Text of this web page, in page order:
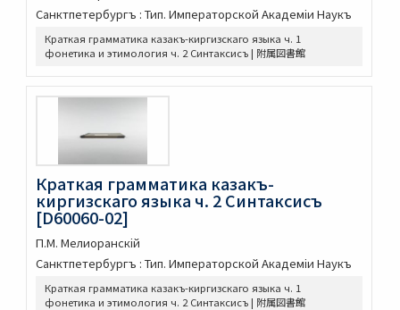
評論出像水滸伝 [E46_63]
水滸傳語譯 [E4692]
U-PARLセレクション
元氏長慶集残五巻
論語集解残四巻
纂図附音増広古注千字文三巻
医方大成論一巻
Pagoda de Dakao
Vedische und Sanskrit-Syntax
争春園全伝（アジア）
争春園全伝（総合図書館）
One hundred quatrains from the Rubáiyát of Omar
Санктпетербургъ : Тип. Императорской Академіи Hаукъ
Краткая грамматика казакъ-киргизскаго языка ч. 1
фонетика и этимология ч. 2 Синтаксисъ | 附属図書館
Краткая грамматика казакъ-
киргизскаго языка ч. 2 Синтаксисъ
[D60060-02]
П.М. Мелиоранскій
Санктпетербургъ : Тип. Императорской Академіи Hаукъ
Краткая грамматика казакъ-киргизскаго языка ч. 1
фонетика и этимология ч. 2 Синтаксисъ | 附属図書館